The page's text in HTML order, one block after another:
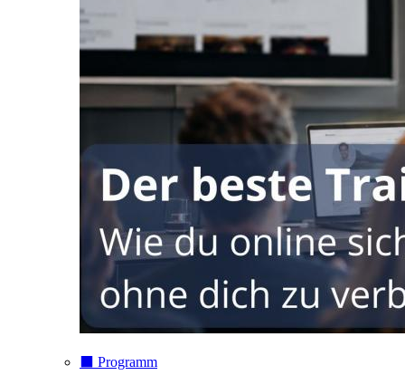
⬛️ Programm